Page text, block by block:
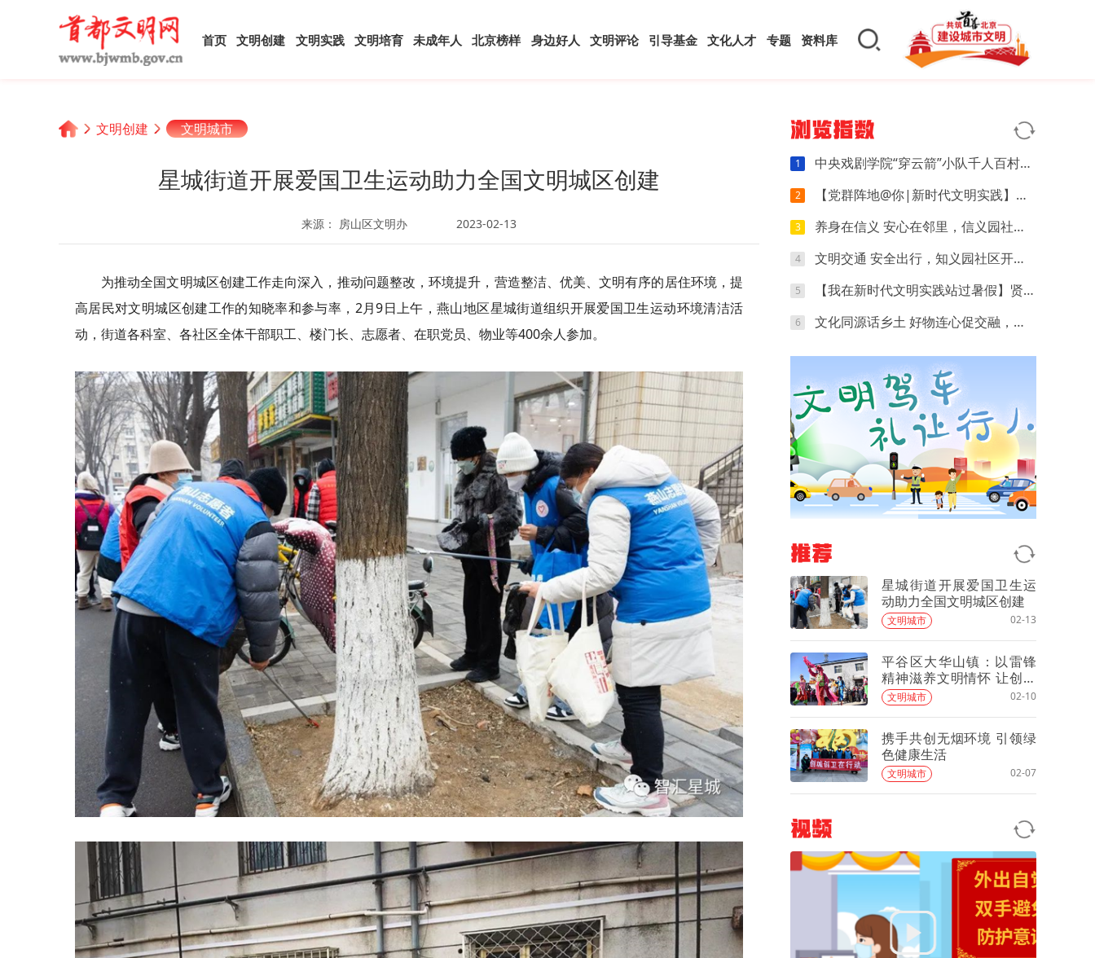
首页 文明创建 文明实践 文明培育 未成年人 北京榜样 身边好人 文明评论 引导基金 文化人才 专题 资料库
文明创建 文明城市
星城街道开展爱国卫生运动助力全国文明城区创建
来源： 房山区文明办 2023-02-13
为推动全国文明城区创建工作走向深入，推动问题整改，环境提升，营造整洁、优美、文明有序的居住环境，提
高居民对文明城区创建工作的知晓率和参与率，2月9日上午，燕山地区星城街道组织开展爱国卫生运动环境清洁活
动，街道各科室、各社区全体干部职工、楼门长、志愿者、在职党员、物业等400余人参加。
浏览指数
1 中央戏剧学院“穿云箭”小队千人百村暑期实践：红色文化可感可触，文创“小楼”萌动山乡
2 【党群阵地@你|新时代文明实践】开营第四天｜执笔忆研学，动手探科学，解锁夏日多彩时光
3 养身在信义 安心在邻里，信义园社区立秋养生专场来啦
4 文明交通 安全出行，知义园社区开展电动车交通安全宣传活动
5 【我在新时代文明实践站过暑假】贤王庄村开展“寻找赛博坦星球”青少年科普活动
6 文化同源话乡土 好物连心促交融，夏各庄镇团委开展京津冀红领巾夏令营乡土好物分享会
推荐
星城街道开展爱国卫生运
动助力全国文明城区创建
文明城市 02-13
平谷区大华山镇：以雷锋
精神滋养文明情怀 让创城
实效惠及民生福祉
文明城市 02-10
携手共创无烟环境 引领绿
色健康生活
文明城市 02-07
视频